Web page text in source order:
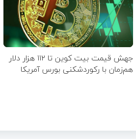
جهش قیمت بیت‌ کوین تا ۱۱۲ هزار دلار
هم‌زمان با رکوردشکنی بورس آمریکا